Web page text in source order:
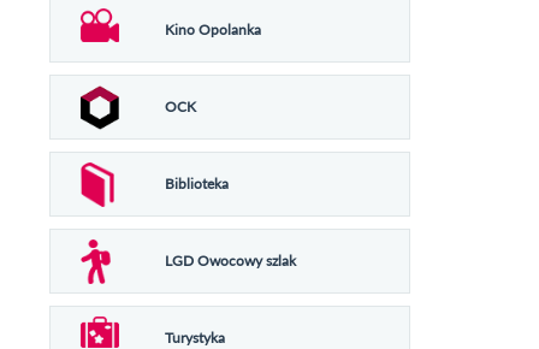
Kino Opolanka
OCK
Biblioteka
LGD Owocowy szlak
Turystyka